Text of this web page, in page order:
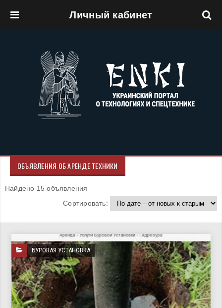
Личный кабинет
ОБЪЯВЛЕНИЯ ОБ АРЕНДЕ ТЕХНИКИ
Найдено 15 объявления
Сортировать:
БУРОВАЯ УСТАНОВКА